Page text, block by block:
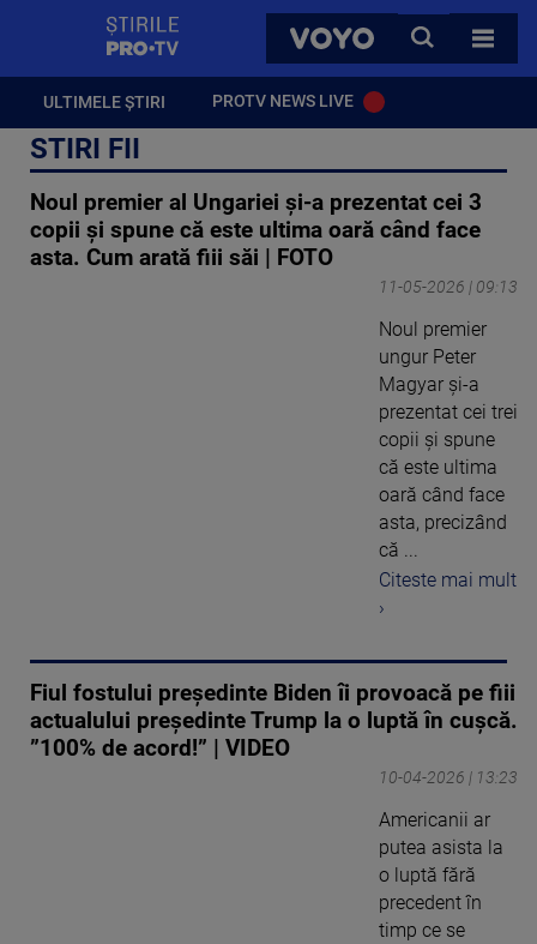
VOYO
CAUTA
TOATE
ULTIMELE ȘTIRI PROTV NEWS LIVE
STIRI FII
Noul premier al Ungariei și-a prezentat cei 3
copii și spune că este ultima oară când face
asta. Cum arată fiii săi | FOTO
11-05-2026 | 09:13
Noul premier
ungur Peter
Magyar și-a
prezentat cei trei
copii și spune
că este ultima
oară când face
asta, precizând
că ...
Citeste mai mult
›
Fiul fostului președinte Biden îi provoacă pe fiii
actualului președinte Trump la o luptă în cușcă.
”100% de acord!” | VIDEO
10-04-2026 | 13:23
Americanii ar
putea asista la
o luptă fără
precedent în
timp ce se